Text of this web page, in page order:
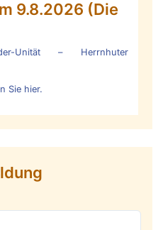
9.8.2026 (Die
Unität – Herrnhuter
Sie hier.